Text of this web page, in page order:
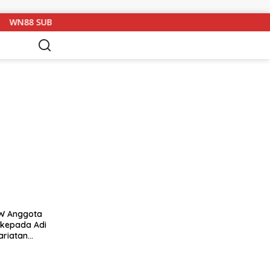
SUB UNIT 13 LAMPUNG UTARA GELAR RAPAT KOORDINASI
Anggota
Adi